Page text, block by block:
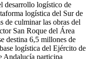
desarrollo logístico de
logística del Sur de
de culminar las obras del
San Roque del Área
destina 6,5 millones de
logística del Ejército de
Andalucía participa